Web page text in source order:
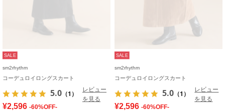
SALE
sm2rhythm
コーデュロイロングスカート
5.0 （1）
レビュー
を見る
¥2,596 -60%OFF-
SALE
sm2rhythm
コーデュロイロングスカート
5.0 （1）
レビュー
を見る
¥2,596 -60%OFF-